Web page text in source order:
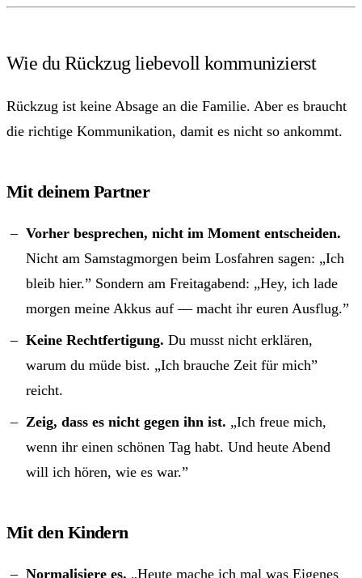
Wie du Rückzug liebevoll kommunizierst
Rückzug ist keine Absage an die Familie. Aber es braucht
die richtige Kommunikation, damit es nicht so ankommt.
Mit deinem Partner
Vorher besprechen, nicht im Moment entscheiden.
Nicht am Samstagmorgen beim Losfahren sagen: „Ich
bleib hier.” Sondern am Freitagabend: „Hey, ich lade
morgen meine Akkus auf — macht ihr euren Ausflug.”
Keine Rechtfertigung. Du musst nicht erklären,
warum du müde bist. „Ich brauche Zeit für mich”
reicht.
Zeig, dass es nicht gegen ihn ist. „Ich freue mich,
wenn ihr einen schönen Tag habt. Und heute Abend
will ich hören, wie es war.”
Mit den Kindern
Normalisiere es. „Heute mache ich mal was Eigenes